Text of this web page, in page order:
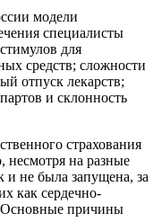
модели
специалисты
для
средств; сложности
отпуск лекарств;
и склонность
страхования
несмотря на разные
и не была запущена, за
как сердечно-
Основные причины